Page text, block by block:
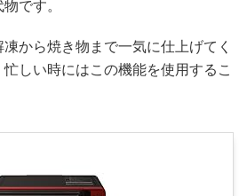
です。
から焼き物まで一気に仕上げてく
しい時にはこの機能を使用するこ